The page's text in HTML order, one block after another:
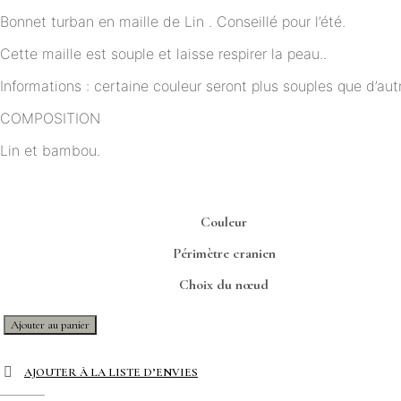
prix :
14,90€
15,50€
Bonnet turban en maille de Lin . Conseillé pour l’été.
Cette maille est souple et laisse respirer la peau..
Informations : certaine couleur seront plus souples que
COMPOSITION
Lin et bambou.
Couleur
Périmètre cranien
Choix du nœud
quantité
turban
LIN
Ajouter au panier
AJOUTER À LA LISTE D’ENVIES